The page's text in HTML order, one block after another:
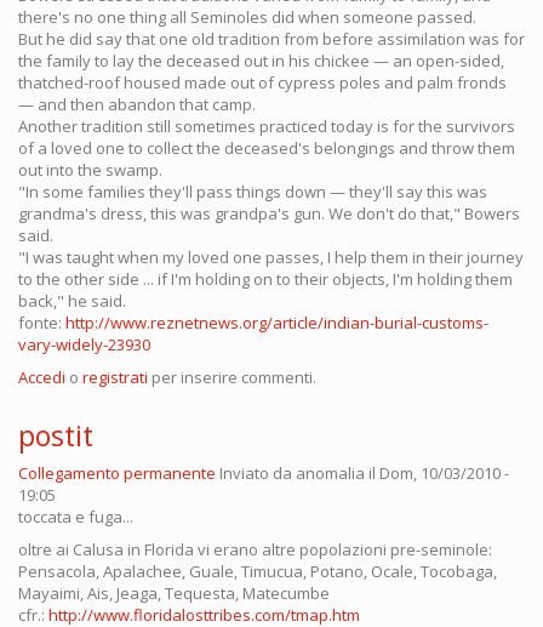
there's no one thing all Seminoles did when someone passed.
But he did say that one old tradition from before assimilation was for
the family to lay the deceased out in his chickee — an open-sided,
thatched-roof housed made out of cypress poles and palm fronds
— and then abandon that camp.
Another tradition still sometimes practiced today is for the survivors
of a loved one to collect the deceased's belongings and throw them
out into the swamp.
"In some families they'll pass things down — they'll say this was
grandma's dress, this was grandpa's gun. We don't do that," Bowers
said.
"I was taught when my loved one passes, I help them in their journey
to the other side ... if I'm holding on to their objects, I'm holding them
back," he said.
fonte: http://www.reznetnews.org/article/indian-burial-customs-
vary-widely-23930
Accedi o registrati per inserire commenti.
postit
Collegamento permanente Inviato da anomalia il Dom, 10/03/2010 -
19:05
toccata e fuga...
oltre ai Calusa in Florida vi erano altre popolazioni pre-seminole:
Pensacola, Apalachee, Guale, Timucua, Potano, Ocale, Tocobaga,
Mayaimi, Ais, Jeaga, Tequesta, Matecumbe
cfr.: http://www.floridalosttribes.com/tmap.htm